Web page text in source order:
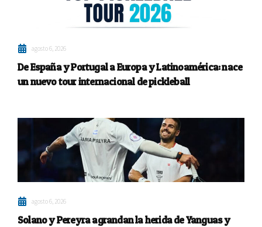
agosto 6, 2026
De España y Portugal a Europa y Latinoamérica: nace
un nuevo tour internacional de pickleball
agosto 6, 2026
Solano y Pereyra agrandan la herida de Yanguas y